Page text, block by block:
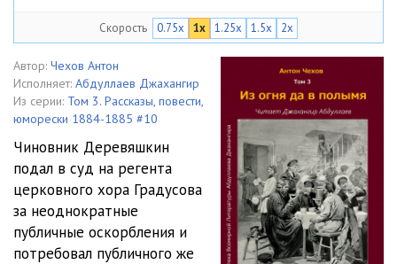
Скорость 0.75x 1x 1.25x 1.5x 2x
Автор: Чехов Антон
Исполняет: Абдуллаев Джахангир
Из серии: Том 3. Рассказы, повести,
юморески 1884-1885 #10
Чиновник Деревяшкин
подал в суд на регента
церковного хора Градусова
за неоднократные
публичные оскорбления и
потребовал публичного же